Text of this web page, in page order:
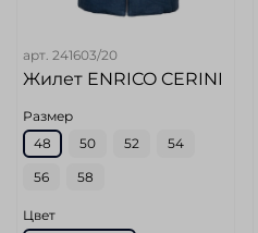
арт. 241603/20
Жилет ENRICO CERINI
Размер
48
50 52 54
56 58
Цвет